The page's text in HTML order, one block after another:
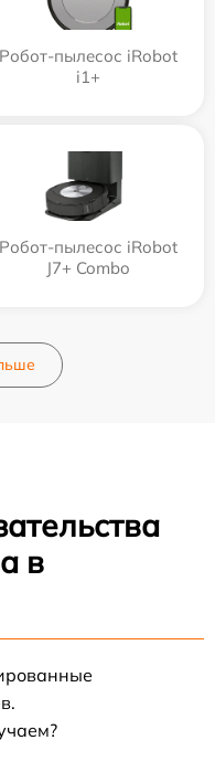
Робот-пылесос iRobot
i1+
Робот-пылесос iRobot
J7+ Combo
в